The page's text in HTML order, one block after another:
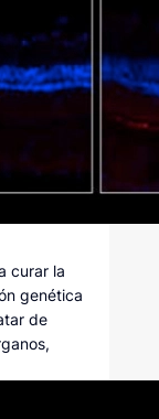
curar la
genética
de